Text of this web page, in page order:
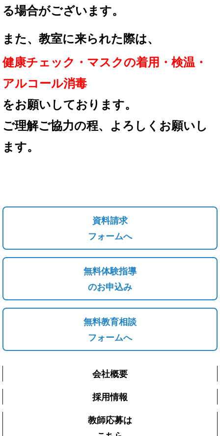
る場合がございます。
また、教室に来られた際は、
健康チェック・マスクの着用 ・検温・
アルコール消毒
をお願いしております。
ご理解ご協力の程、
よろしくお願いし
ます。
資料請求
フォームへ
無料体験指導
のお申込み
無料教育相談
フォームへ
会社概要
採用情報
教師応募は